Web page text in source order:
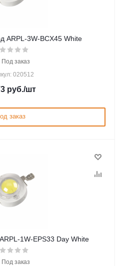
ARPL-3W-BCX45 White
Под заказ
020512
руб./шт
заказ
1W-EPS33 Day White
Под заказ